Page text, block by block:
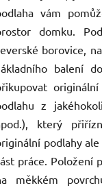
vám
domku.
borovice,
balení
z
který
podlahy
práce. Položení
měkkém